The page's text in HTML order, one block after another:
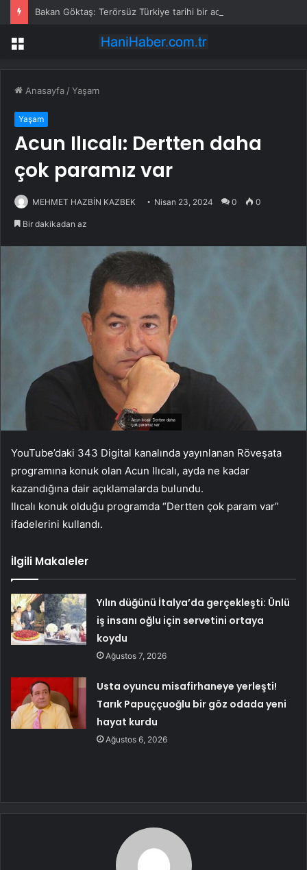
Bakan Göktaş: Terörsüz Türkiye tarihi bir adımdır
Menü
Anasayfa /Yaşam
Yaşam
Acun Ilıcalı: Dertten daha
çok paramız var
MEHMET HAZBİN KAZBEK Nisan 23, 2024 0 0
Bir dakikadan az
YouTube’daki 343 Digital kanalında yayınlanan Röveşata
programına konuk olan Acun Ilıcalı, ayda ne kadar
kazandığına dair açıklamalarda bulundu.
Ilıcalı konuk olduğu programda “Dertten çok param var”
ifadelerini kullandı.
İlgili Makaleler
Yılın düğünü İtalya’da gerçekleşti: Ünlü
iş insanı oğlu için servetini ortaya
koydu
Ağustos 7, 2026
Usta oyuncu misafirhaneye yerleşti!
Tarık Papuççuoğlu bir göz odada yeni
hayat kurdu
Ağustos 6, 2026